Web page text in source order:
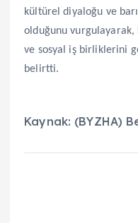
kültürel diyaloğu ve
olduğunu
ve sosyal iş birliklerini
belirtti.
Kaynak: (BYZHA)